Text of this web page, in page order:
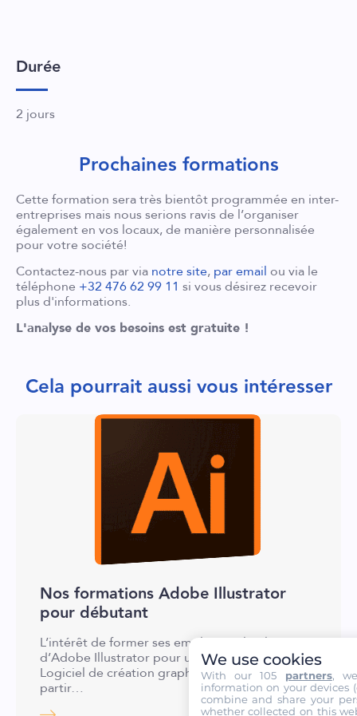
Durée
2 jours
Prochaines formations
Cette formation sera très bientôt programmée en inter-
entreprises mais nous serions ravis de l’organiser
également en vos locaux, de manière personnalisée
pour votre société!
Contactez-nous par via notre site, par email ou via le
téléphone +32 476 62 99 11 si vous désirez recevoir
plus d'informations.
L'analyse de vos besoins est gratuite !
Cela pourrait aussi vous intéresser
Nos formations Adobe Illustrator
pour débutant
L’intérêt de former ses employés à l’utilisation
d’Adobe Illustrator pour une entreprise ?
Logiciel de création graphique développé à
partir…
We use cookies
With our 105 partners,
information on your devices
combine and share your
whether collected on this